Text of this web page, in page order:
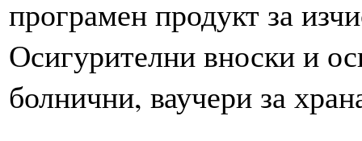
програмен продукт за
Осигурителни вноски и
болнични, ваучери за